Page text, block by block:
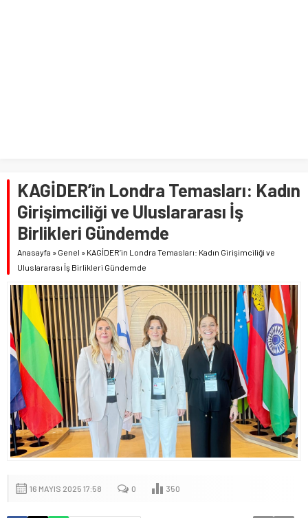
KAGİDER’in Londra Temasları: Kadın
Girişimciliği ve Uluslararası İş
Birlikleri Gündemde
Anasayfa » Genel » KAGİDER’in Londra Temasları: Kadın Girişimciliği ve
Uluslararası İş Birlikleri Gündemde
16 MAYIS 2025 17:58 0 350